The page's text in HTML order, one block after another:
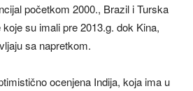
početkom 2000., Brazil i Turska
su imali pre 2013.g. dok Kina,
sa napretkom.
ocenjena Indija, koja ima u